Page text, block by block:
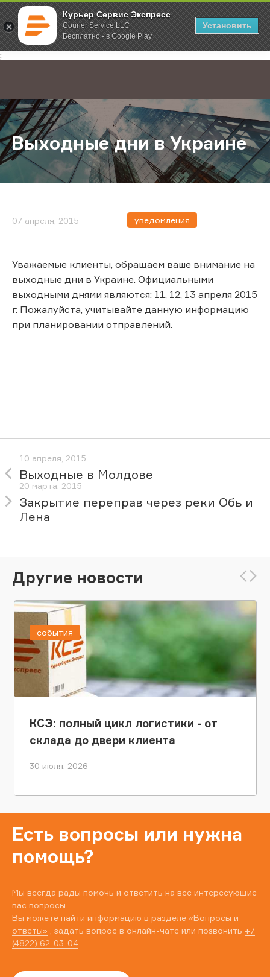
Курьер Сервис Экспресс
Courier Service LLC
Бесплатно - в Google Play
Установить
;
Главная О компании Новости Выходные дни в Украине
Выходные дни в Украине
07 апреля, 2015 уведомления
Уважаемые клиенты, обращаем ваше внимание на
выходные дни в Украине. Официальными
выходными днями являются: 11, 12, 13 апреля 2015
г. Пожалуйста, учитывайте данную информацию
при планировании отправлений.
10 апреля, 2015
Выходные в Молдове
20 марта, 2015
Закрытие переправ через реки Обь и
Лена
Другие новости
КСЭ: полный цикл логистики - от
склада до двери клиента
30 июля, 2026
события
Есть вопросы или нужна
помощь?
Мы всегда рады помочь и ответить на все интересующие
вас вопросы.
Вы можете найти информацию в разделе «Вопросы и
ответы» , задать вопрос в онлайн-чате или позвонить +7
(4822) 62-03-04